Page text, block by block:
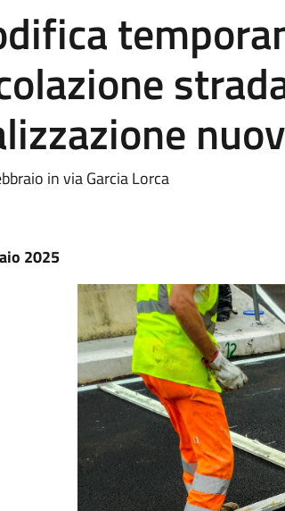
in via Garcia Lorca
2025